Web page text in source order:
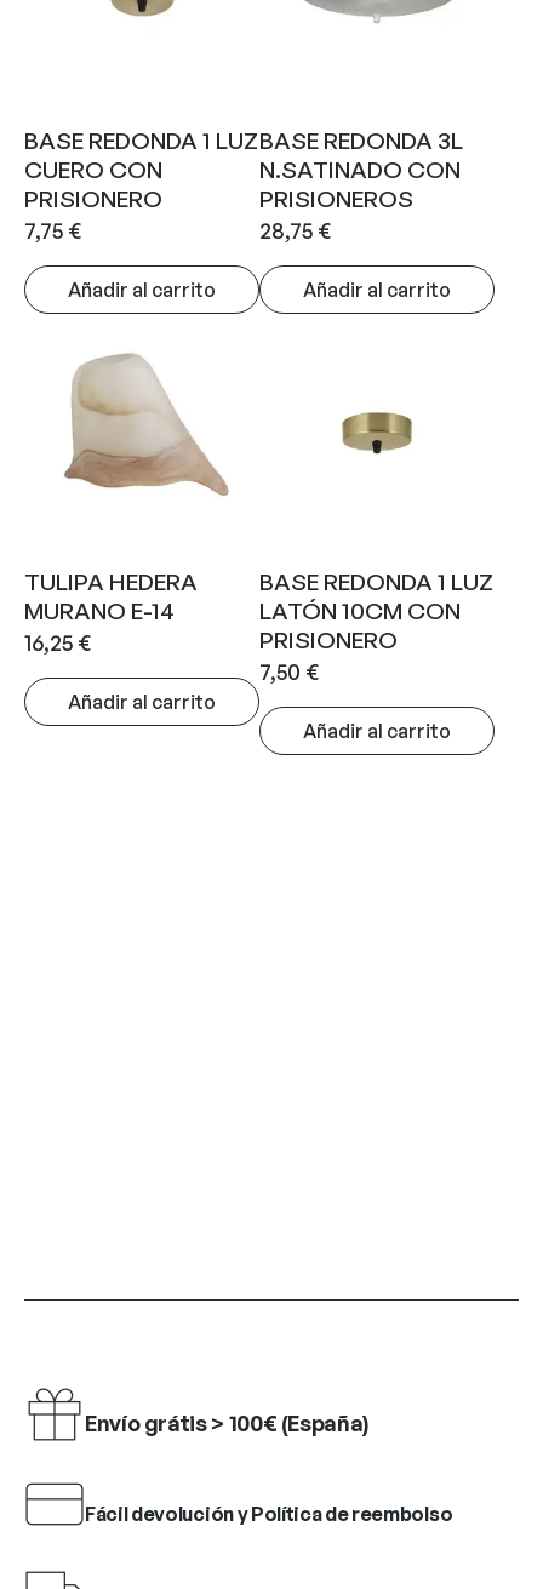
BASE REDONDA 1 LUZ
CUERO CON
PRISIONERO
7,75 €
Añadir al carrito
BASE REDONDA 3L
N.SATINADO CON
PRISIONEROS
28,75 €
Añadir al carrito
TULIPA HEDERA
MURANO E-14
16,25 €
Añadir al carrito
BASE REDONDA 1 LUZ
LATÓN 10CM CON
PRISIONERO
7,50 €
Añadir al carrito
Envío grátis > 100€ (España)
Fácil devolución y Política de reembolso